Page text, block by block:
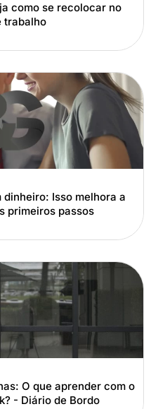
como se recolocar no
trabalho
Isso melhora a
primeiros passos
O que aprender com o
- Diário de Bordo